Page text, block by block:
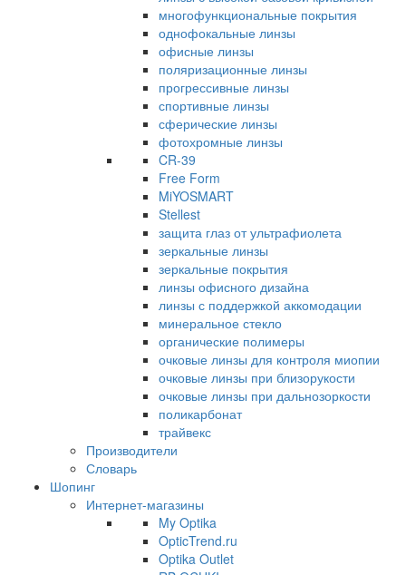
многофункциональные покрытия
однофокальные линзы
офисные линзы
поляризационные линзы
прогрессивные линзы
спортивные линзы
сферические линзы
фотохромные линзы
CR-39
Free Form
MiYOSMART
Stellest
защита глаз от ультрафиолета
зеркальные линзы
зеркальные покрытия
линзы офисного дизайна
линзы с поддержкой аккомодации
минеральное стекло
органические полимеры
очковые линзы для контроля миопии
очковые линзы при близорукости
очковые линзы при дальнозоркости
поликарбонат
трайвекс
Производители
Словарь
Шопинг
Интернет-магазины
My Optika
OpticTrend.ru
Optika Outlet